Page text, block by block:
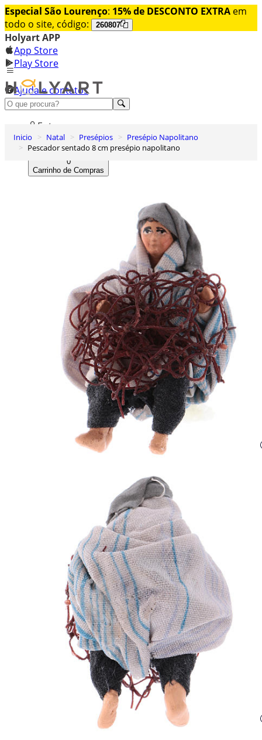
Especial São Lourenço: 15% de DESCONTO EXTRA em
todo o site, código:
260807
Holyart APP
App Store
Play Store
Ajuda e contatos
Conheça premium
Entrar
Lista de Desejos
0
Carrinho de Compras
Inicio Natal Presépios
Presépio Napolitano
Pescador sentado 8 cm presépio napolitano